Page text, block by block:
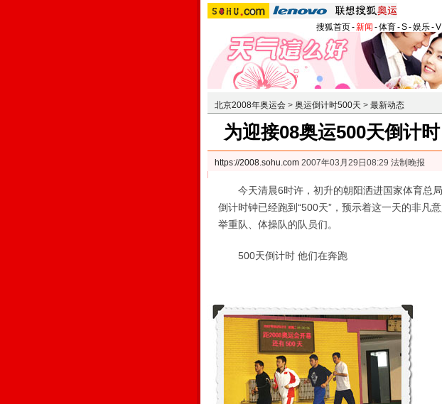
搜狐首页-新闻 -体育-S-娱乐-V
北京2008年奥运会 > 奥运倒计时500天 > 最新动态
为迎接08奥运500天倒计
https://2008.sohu.com 2007年03月29日08:29 法制晚报
今天清晨6时许，初升的朝阳洒进国家体育总局
倒计时钟已经跑到“500天”，预示着这一天的非凡
举重队、体操队的队员们。
500天倒计时 他们在奔跑